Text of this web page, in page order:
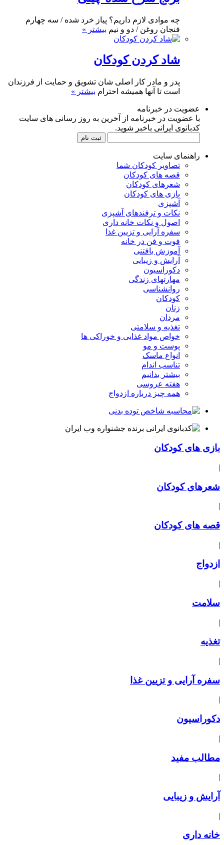
چه موادی لازم داریم؟ پیاز خرد شده / سه چهارم
فنجان روغن / دو و نیم بیشتر »
شاد کردن کودکان
پدر و مادر کار اصلی شان تشویق و حمایت از فرزندان
است تا آنها همیشه احترام بیشتر »
عضویت در خبرنامه
با عضویت در خبرنامه از آخرین به روز رسانی های سایت
کدبانوی ایرانی باخبر شوید.
راهنمای سایت
تصاویر کودکان شما
قصه های کودکان
شعرهای کودکان
بازی های کودکان
آشپزی
نکات و ترفندهای آشپزی
اصول و نکات خانه داری
سفره آرایی و تزیین غذا
فوت و فن در خانه
آموزش بافتنی
آرایش و زیبایی
دکوراسیون
مهارتهای زندگی
روانشناسی
کودکان
زنان
مردان
تغذیه و سلامتی
خواص مواد غذایی و خوراکی ها
پوست و مو
انواع ماسک
تناسب اندام
بیشتر بدانیم
هفته عروسی
همه چیز درباره ازدواج
بازی های کودکان
|
شعرهای کودکان
|
قصه های کودکان
|
ازدواج
|
سلامت
|
تغذیه
|
سفره آرایی و تزیین غذا
|
دکوراسیون
|
مطالب مفید
|
آرایش و زیبایی
|
خانه داری